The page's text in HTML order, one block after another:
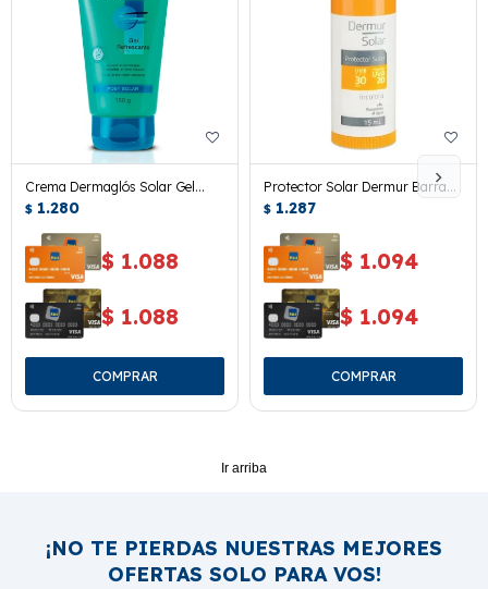
Crema Dermaglós Solar Gel
Refrescante 150 Ml.
$ 1.280
$ 1.088
$ 1.088
Protector Solar Dermur Barra
Incolora 15 Ml.
$ 1.287
$ 1.094
$ 1.094
Ir arriba
¡NO TE PIERDAS NUESTRAS MEJORES
OFERTAS SOLO PARA VOS!